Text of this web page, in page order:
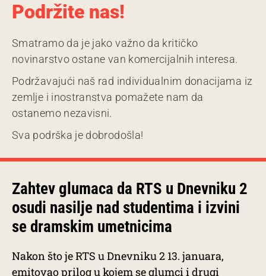
Podržite nas!
Smatramo da je jako važno da kritičko
novinarstvo ostane van komercijalnih interesa.
Podržavajući naš rad individualnim donacijama iz
zemlje i inostranstva pomažete nam da
ostanemo nezavisni.
Sva podrška je dobrodošla!
Zahtev glumaca da RTS u Dnevniku 2
osudi nasilje nad studentima i izvini
se dramskim umetnicima
Nakon što je RTS u Dnevniku 2 13. januara,
emitovao prilog u kojem se glumci i drugi